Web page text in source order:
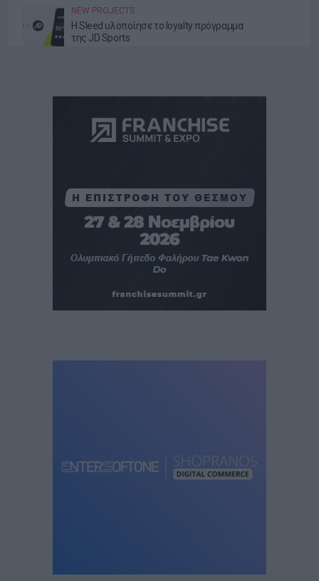
NEW PROJECTS
Η Sleed υλοποίησε το loyalty πρόγραμμα
της JD Sports